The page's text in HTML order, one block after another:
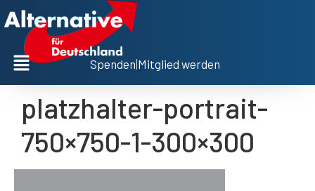
Spenden Mitglied werden
platzhalter-portrait-
750×750-1-300×300